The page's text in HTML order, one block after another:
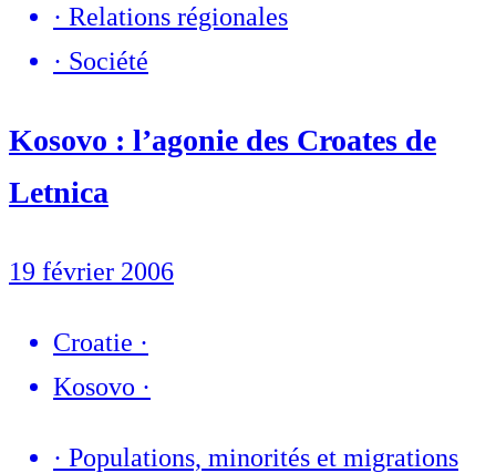
· Relations régionales
· Société
Kosovo : l’agonie des Croates de
Letnica
19 février 2006
Croatie ·
Kosovo ·
· Populations, minorités et migrations